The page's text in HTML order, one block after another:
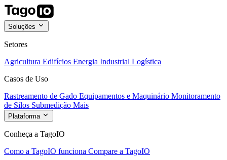
Soluções
Setores
Agricultura Edifícios Energia Industrial Logística
Casos de Uso
Rastreamento de Gado Equipamentos e Maquinário Monitoramento
de Silos Submedição Mais
Plataforma
Conheça a TagoIO
Como a TagoIO funciona Compare a TagoIO